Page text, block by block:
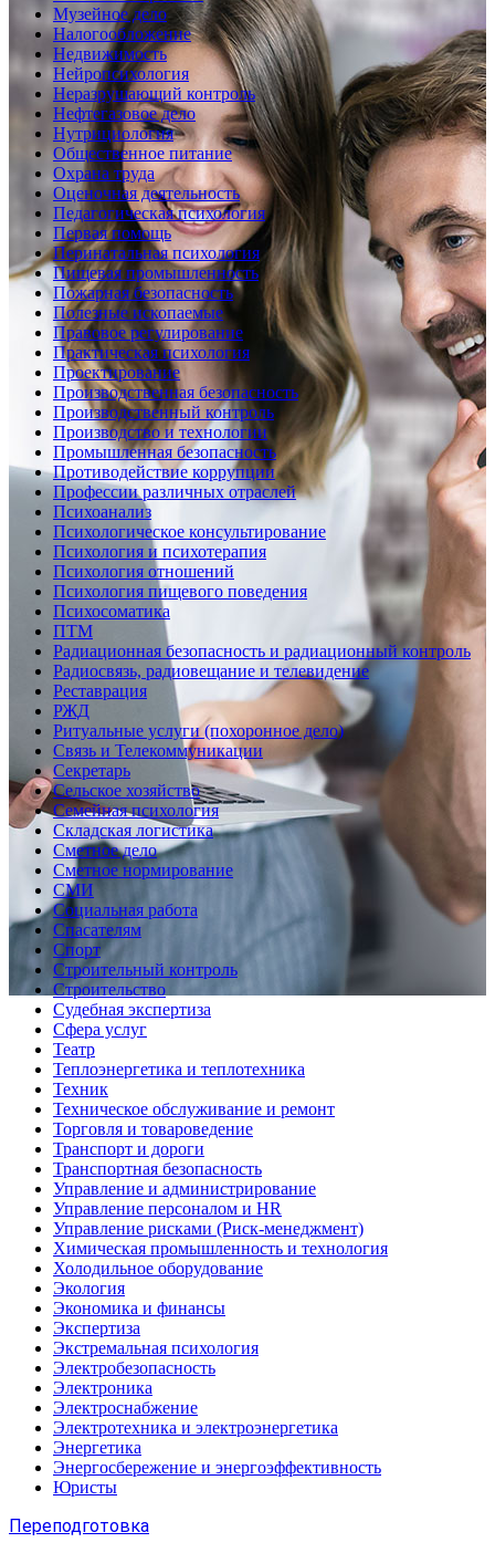
Музейное дело
Налогообложение
Недвижимость
Нейропсихология
Неразрушающий контроль
Нефтегазовое дело
Нутрициология
Общественное питание
Охрана труда
Оценочная деятельность
Педагогическая психология
Первая помощь
Перинатальная психология
Пищевая промышленность
Пожарная безопасность
Полезные ископаемые
Правовое регулирование
Практическая психология
Проектирование
Производственная безопасность
Производственный контроль
Производство и технологии
Промышленная безопасность
Противодействие коррупции
Профессии различных отраслей
Психоанализ
Психологическое консультирование
Психология и психотерапия
Психология отношений
Психология пищевого поведения
Психосоматика
ПТМ
Радиационная безопасность и радиационный контроль
Радиосвязь, радиовещание и телевидение
Реставрация
РЖД
Ритуальные услуги (похоронное дело)
Связь и Телекоммуникации
Секретарь
Сельское хозяйство
Семейная психология
Складская логистика
Сметное дело
Сметное нормирование
СМИ
Социальная работа
Спасателям
Спорт
Строительный контроль
Строительство
Судебная экспертиза
Сфера услуг
Театр
Теплоэнергетика и теплотехника
Техник
Техническое обслуживание и ремонт
Торговля и товароведение
Транспорт и дороги
Транспортная безопасность
Управление и администрирование
Управление персоналом и HR
Управление рисками (Риск-менеджмент)
Химическая промышленность и технология
Холодильное оборудование
Экология
Экономика и финансы
Экспертиза
Экстремальная психология
Электробезопасность
Электроника
Электроснабжение
Электротехника и электроэнергетика
Энергетика
Энергосбережение и энергоэффективность
Юристы
Переподготовка